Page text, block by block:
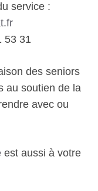
service :
53 31
des seniors
au soutien de la
avec ou
est aussi à votre